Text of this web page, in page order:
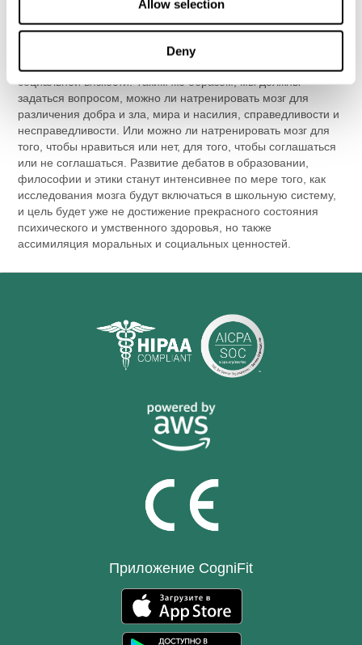
Allow selection
Deny
Например, нам нужно узнать, может ли человеческий мозг
быть натренирован, помимо для сохранения и порождения
социальной вязкости. Таким же образом, мы должны
задаться вопросом, можно ли натренировать мозг для
различения добра и зла, мира и насилия, справедливости и
несправедливости. Или можно ли натренировать мозг для
того, чтобы нравиться или нет, для того, чтобы соглашаться
или не соглашаться. Развитие дебатов в образовании,
философии и этики станут интенсивнее по мере того, как
исследования мозга будут включаться в школьную систему,
и цель будет уже не достижение прекрасного состояния
психического и умственного здоровья, но также
ассимиляция моральных и социальных ценностей.
Приложение CogniFit